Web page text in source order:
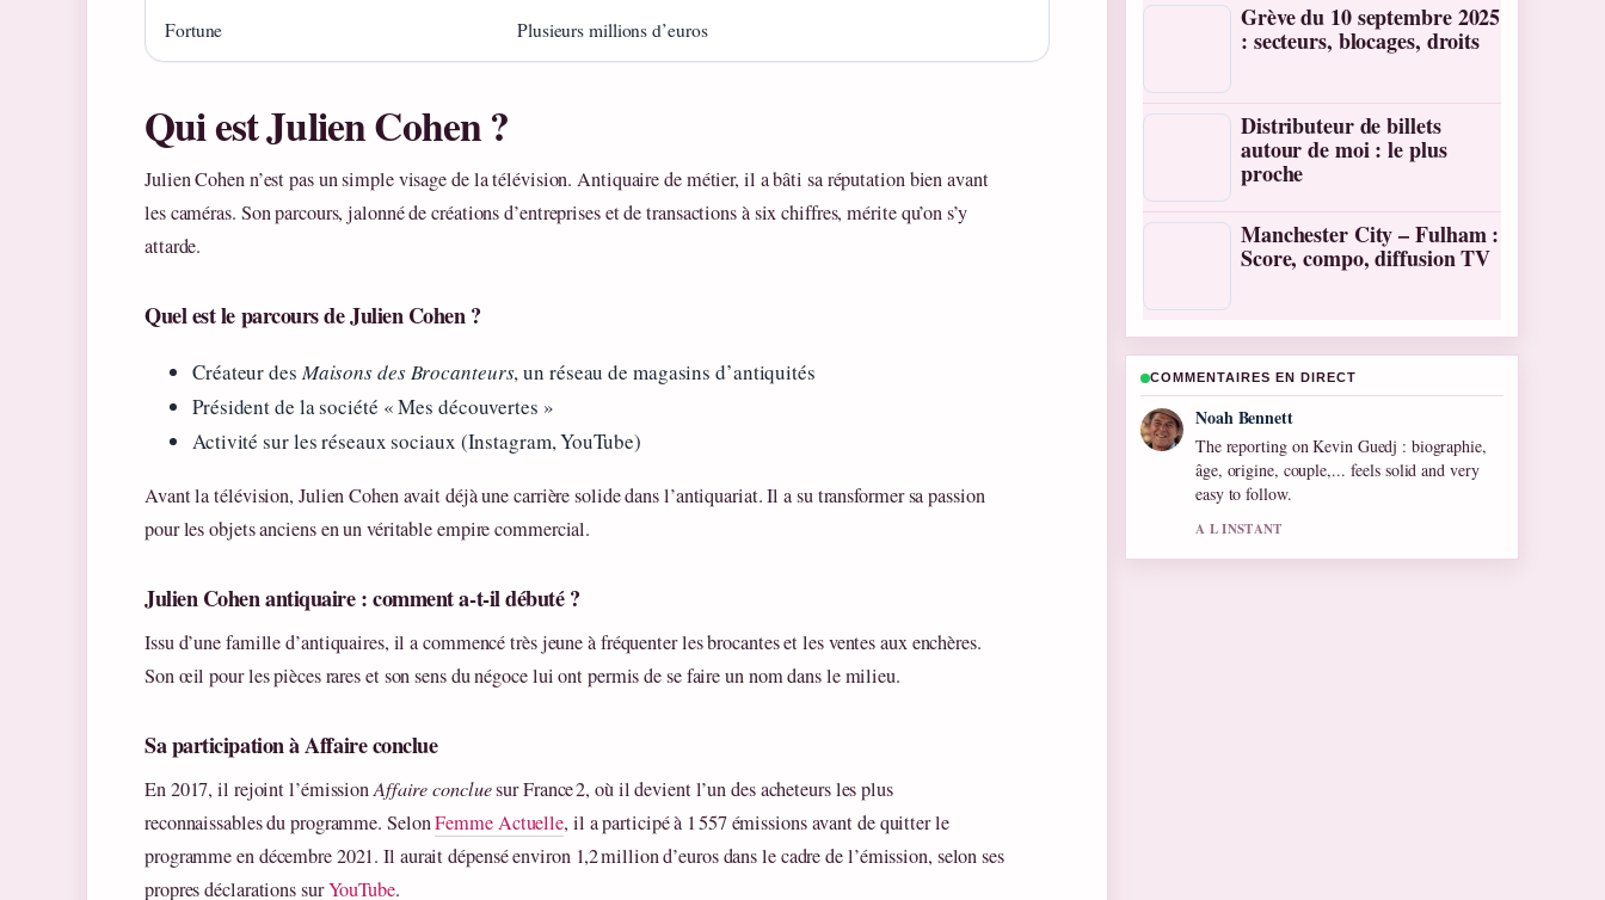
Fortune Plusieurs millions d’euros
Qui est Julien Cohen ?
Julien Cohen n’est pas un simple visage de la télévision. Antiquaire de métier, il a bâti sa réputation bien avant
les caméras. Son parcours, jalonné de créations d’entreprises et de transactions à six chiffres, mérite qu’on s’y
attarde.
Quel est le parcours de Julien Cohen ?
Créateur desMaisons des Brocanteurs, un réseau de magasins d’antiquités
Président de la société « Mes découvertes »
Activité sur les réseaux sociaux (Instagram, YouTube)
Avant la télévision, Julien Cohen avait déjà une carrière solide dans l’antiquariat. Il a su transformer sa passion
pour les objets anciens en un véritable empire commercial.
Julien Cohen antiquaire : comment a-t-il débuté ?
Issu d’une famille d’antiquaires, il a commencé très jeune à fréquenter les brocantes et les ventes aux enchères.
Son œil pour les pièces rares et son sens du négoce lui ont permis de se faire un nom dans le milieu.
Sa participation à Affaire conclue
En 2017, il rejoint l’émissionAffaire concluesur France 2, où il devient l’un des acheteurs les plus
reconnaissables du programme. SelonFemme Actuelle, il a participé à 1 557 émissions avant de quitter le
programme en décembre 2021. Il aurait dépensé environ 1,2 million d’euros dans le cadre de l’émission, selon ses
propres déclarations surYouTube.
Grève du 10 septembre 2025
: secteurs, blocages, droits
Distributeur de billets
autour de moi : le plus
proche
Manchester City – Fulham :
Score, compo, diffusion TV
COMMENTAIRES EN DIRECT
Elin Holm
Good verification work around Rima Hassan :
Biographie et Carrière de.... More outlets
should write like this.
3 MIN PLUS TOT